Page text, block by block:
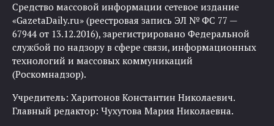
Средство массовой информации сетевое издание
«GazetaDaily.ru» (реестровая запись ЭЛ № ФС 77 —
67944 от 13.12.2016), зарегистрировано Федеральной
службой по надзору в сфере связи, информационных
технологий и массовых коммуникаций
(Роскомнадзор).
Учредитель: Харитонов Константин Николаевич.
Главный редактор: Чухутова Мария Николаевна.